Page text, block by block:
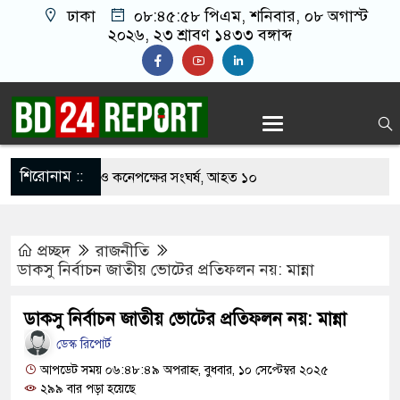
ঢাকা ০৮:৪৫:৫৯ পিএম, শনিবার, ০৮ অগাস্ট
২০২৬, ২৩ শ্রাবণ ১৪৩৩ বঙ্গাব্দ
শিরোনাম ::
খাবার নিয়ে বর ও কনেপক্ষের সংঘর্ষ, আহত ১০
শঙ্কায় দেশজুড়ে পুলিশের সতর্কতা জারি
যুবদল সভাপতি আটক, ভিডিও ভাইরাল
দায়ী থাকবে জামায়াত-এনসিপি: রাশেদ খাঁন
প্রচ্ছদ
রাজনীতি
ডাকসু নির্বাচন জাতীয় ভোটের প্রতিফলন নয়: মান্না
ডাকসু নির্বাচন জাতীয় ভোটের প্রতিফলন নয়: মান্না
ডেস্ক রিপোর্ট
আপডেট সময় ০৬:৪৮:৪৯ অপরাহ্ন, বুধবার, ১০ সেপ্টেম্বর ২০২৫
২৯৯ বার পড়া হয়েছে